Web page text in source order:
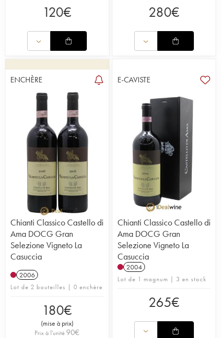
120€ 280€
ENCHÈRE
Chianti Classico Castello di
Ama DOCG Gran
Selezione Vigneto La
Casuccia
2006
Lot de 2 bouteilles | 0 enchère
180€
(mise à prix)
Prix à l'unité 90€
E-CAVISTE
Chianti Classico Castello di
Ama DOCG Gran
Selezione Vigneto La
Casuccia
2004
Lot de 1 magnum | 3 en stock
265€